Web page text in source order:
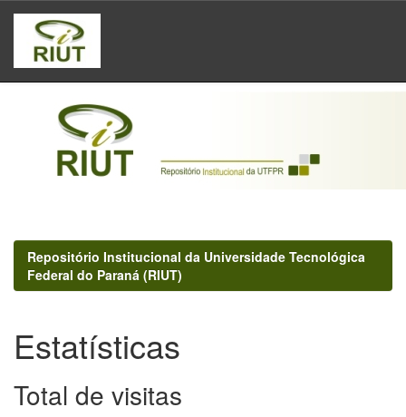
Skip
navigation
Repositório Institucional da Universidade Tecnológica
Federal do Paraná (RIUT)
Estatísticas
Total de visitas